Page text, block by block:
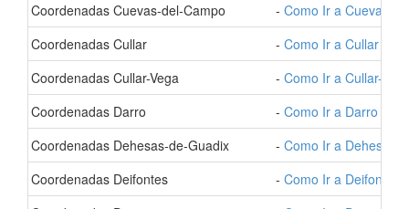
- Coordenadas Cuevas-del-Campo
- Como Ir a Cuevas-
- Coordenadas Cullar
- Como Ir a Cullar
- Coordenadas Cullar-Vega
- Como Ir a Cullar-
- Coordenadas Darro
- Como Ir a Darro
- Coordenadas Dehesas-de-Guadix
- Como Ir a Dehesas-
- Coordenadas Deifontes
- Como Ir a Deifontes